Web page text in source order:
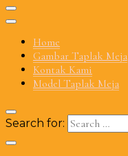
Home
Gambar Taplak Meja
Kontak Kami
Model Taplak Meja
Search for: